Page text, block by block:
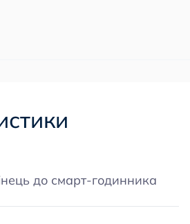
до смарт-годинника